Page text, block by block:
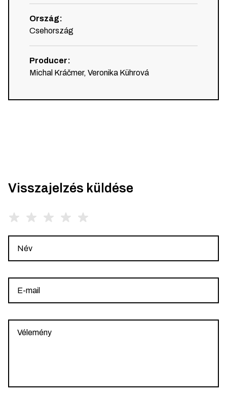
Ország:
Csehország
Producer:
Michal Kráčmer, Veronika Kührová
Visszajelzés küldése